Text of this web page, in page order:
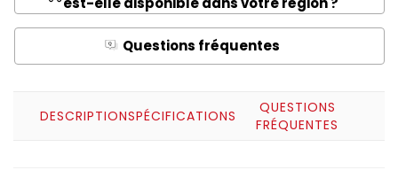
Q Questions fréquentes
DESCRIPTIONSPÉCIFICATIONS
QUESTIONS
FRÉQUENTES